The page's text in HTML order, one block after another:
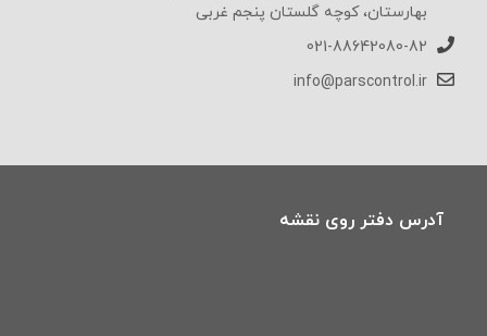
بهارستان، کوچه گلستان پنجم غربی
021-88642080-82
info@parscontrol.ir
آدرس دفتر روی نقشه